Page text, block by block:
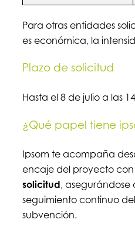
Para otras entidades
es económica, la
Plazo de solicitud
Hasta el 8 de julio a las
¿Qué papel tiene
Ipsom te acompaña
encaje del proyecto
solicitud, asegurándose
seguimiento continuo
subvención.